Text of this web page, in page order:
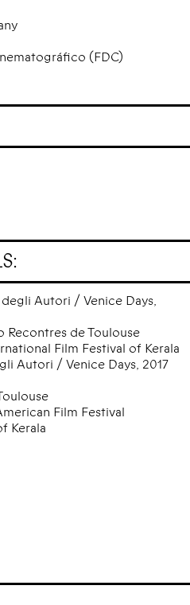
(FDC)
Autori / Venice Days,
de Toulouse
Film Festival of Kerala
Autori / Venice Days, 2017
Film Festival
Kerala